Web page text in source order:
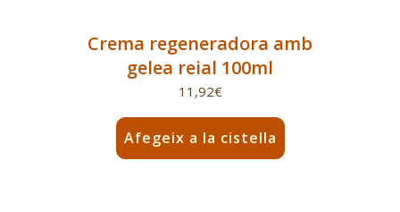
Crema regeneradora amb
gelea reial 100ml
11,92€
Afegeix a la cistella